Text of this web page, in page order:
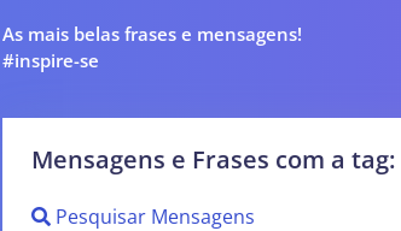
As mais belas frases e mensagens!
#inspire-se
Mensagens e Frases com a tag:
Pesquisar Mensagens